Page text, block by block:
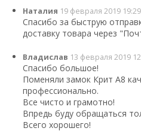
Наталия 19 февраля 2019 19:29
Спасибо за быструю
доставку товара через
Владислав 13 февраля 2019
Спасибо большое!
Поменяли замок Крит А8
профессионально.
Все чисто и грамотно!
Впредь буду обращаться
Всего хорошего!